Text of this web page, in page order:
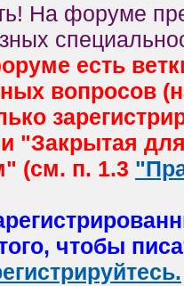
На форуме
есть
вопросов
"Закрытая
(см. п. 1.3
чтобы